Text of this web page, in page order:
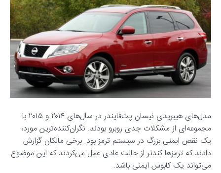
مدل‌های هیبریدی نیسان پث‌فایندر در سال‌های ۲۰۱۴ و ۲۰۱۵ با
مجموعه‌ای از مشکلات جدی روبرو بودند. نگران‌کننده‌ترین مورد،
یک نقص ایمنی بزرگ در سیستم ترمز بود. برخی مالکان گزارش
دادند که ترمزها کندتر از حالت عادی عمل می‌کردند که این موضوع
می‌تواند یک کابوس ایمنی باشد.